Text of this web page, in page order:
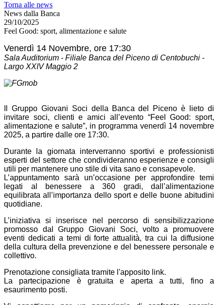
Torna alle news
News dalla Banca
29/10/2025
Feel Good: sport, alimentazione e salute
Venerdì 14 Novembre, ore 17:30
Sala Auditorium - Filiale Banca del Piceno di Centobuchi -
Largo XXIV Maggio 2
Il Gruppo Giovani Soci della Banca del Piceno è lieto di
invitare soci, clienti e amici all’evento “Feel Good: sport,
alimentazione e salute”, in programma venerdì 14 novembre
2025, a partire dalle ore 17:30.
Durante la giornata interverranno sportivi e professionisti
esperti del settore che condivideranno esperienze e consigli
utili per mantenere uno stile di vita sano e consapevole.
L’appuntamento sarà un’occasione per approfondire temi
legati al benessere a 360 gradi, dall’alimentazione
equilibrata all’importanza dello sport e delle buone abitudini
quotidiane.
L’iniziativa si inserisce nel percorso di sensibilizzazione
promosso dal Gruppo Giovani Soci, volto a promuovere
eventi dedicati a temi di forte attualità, tra cui la diffusione
della cultura della prevenzione e del benessere personale e
collettivo.
Prenotazione consigliata tramite l'apposito link.
La partecipazione è gratuita e aperta a tutti, fino a
esaurimento posti.